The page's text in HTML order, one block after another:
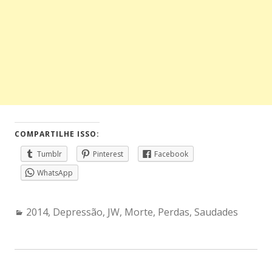
COMPARTILHE ISSO:
Tumblr
Pinterest
Facebook
WhatsApp
Categories:
2014, Depressão, JW, Morte, Perdas, Saudades